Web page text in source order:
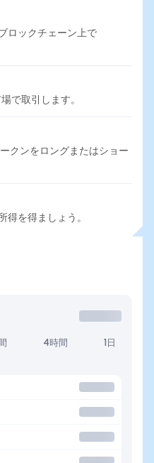
ロックチェーン上で
で取引します。
クンをロングまたはショー
得を得ましょう。
4時間 1日